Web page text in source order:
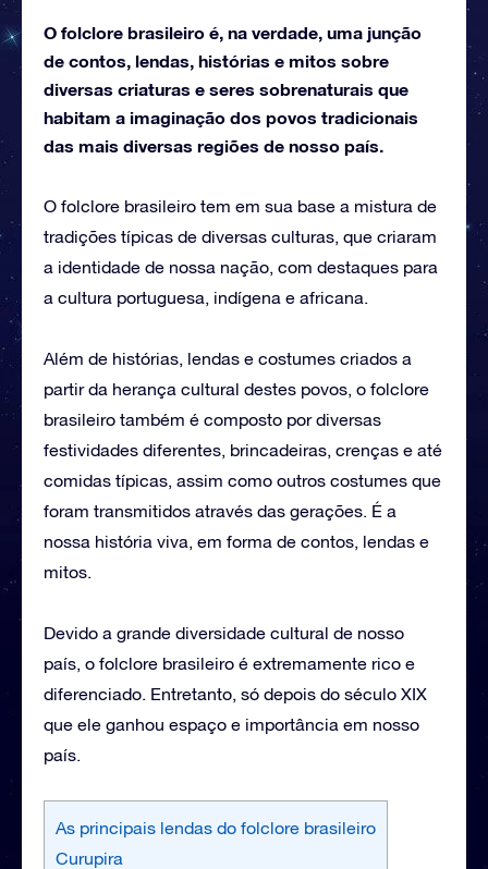
O folclore brasileiro é, na verdade, uma junção
de contos, lendas, histórias e mitos sobre
diversas criaturas e seres sobrenaturais que
habitam a imaginação dos povos tradicionais
das mais diversas regiões de nosso país.
O folclore brasileiro tem em sua base a mistura de
tradições típicas de diversas culturas, que criaram
a identidade de nossa nação, com destaques para
a cultura portuguesa, indígena e africana.
Além de histórias, lendas e costumes criados a
partir da herança cultural destes povos, o folclore
brasileiro também é composto por diversas
festividades diferentes, brincadeiras, crenças e até
comidas típicas, assim como outros costumes que
foram transmitidos através das gerações. É a
nossa história viva, em forma de contos, lendas e
mitos.
Devido a grande diversidade cultural de nosso
país, o folclore brasileiro é extremamente rico e
diferenciado. Entretanto, só depois do século XIX
que ele ganhou espaço e importância em nosso
país.
As principais lendas do folclore brasileiro
Curupira